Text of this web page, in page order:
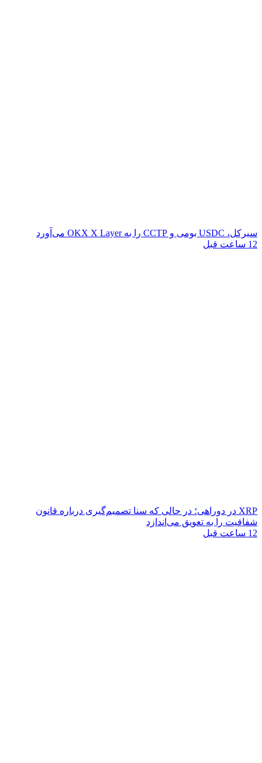
سیرکل، USDC بومی و CCTP را به OKX X Layer می‌آورد
12 ساعت قبل
XRP در دوراهی؛ در حالی که سنا تصمیم‌گیری درباره قانون
شفافیت را به تعویق می‌اندازد
12 ساعت قبل